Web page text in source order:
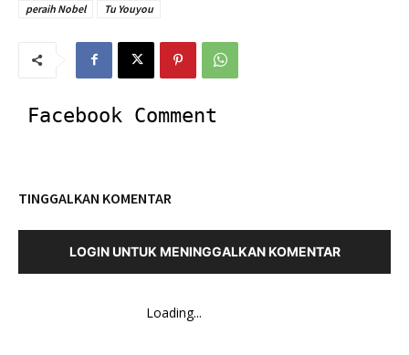
peraih Nobel
Tu Youyou
Facebook Comment
TINGGALKAN KOMENTAR
LOGIN UNTUK MENINGGALKAN KOMENTAR
Loading...